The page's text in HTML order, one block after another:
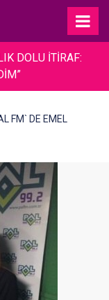
DOLU İTİRAF:
FM` DE EMEL